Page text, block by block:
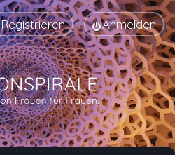
Anmelden
Registrieren